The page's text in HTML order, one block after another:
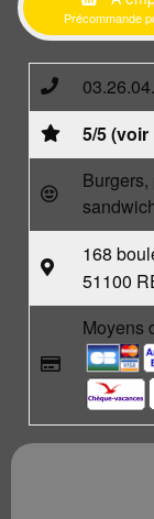
Précommande
5/5 (voir
168
51100
Moyens